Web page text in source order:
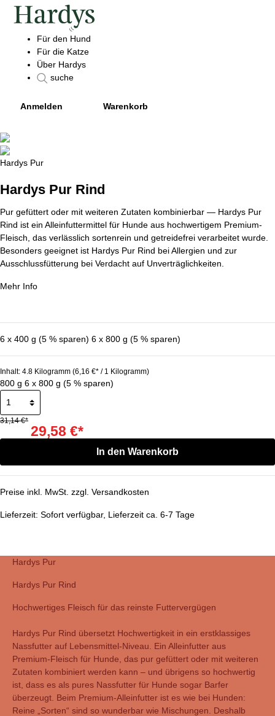
Für den Hund
Für die Katze
Über Hardys
suche
Anmelden Warenkorb
Hardys Pur
Hardys Pur Rind
Pur gefüttert oder mit weiteren Zutaten kombinierbar — Hardys Pur
Rind ist ein Alleinfuttermittel für Hunde aus hochwertigem Premium-
Fleisch, das verlässlich sortenrein und getreidefrei verarbeitet wurde.
Besonders geeignet ist Hardys Pur Rind bei Allergien und zur
Ausschlussfütterung bei Verdacht auf Unverträglichkeiten.
Mehr Info
6 x 400 g (5 % sparen) 6 x 800 g (5 % sparen)
Inhalt: 4.8 Kilogramm (6,16 €* / 1 Kilogramm)
800 g 6 x 800 g (5 % sparen)
31,14 €*
29,58 €*
In den Warenkorb
Preise inkl. MwSt. zzgl. Versandkosten
Lieferzeit: Sofort verfügbar, Lieferzeit ca. 6-7 Tage
Hardys Pur
Hardys Pur Rind
Hochwertiges Fleisch für das reinste Futtervergügen
Hardys Pur Rind übersetzt Hochwertigkeit in ein erstklassiges
Nassfutter auf Lebensmittel-Niveau. Ein Alleinfutter aus
Premium-Fleisch für Hunde, das pur gefüttert oder mit weiteren
Zutaten kombiniert werden kann – und übrigens so hochwertig
ist, dass es als pures Nassfutter für Hunde sogar Barfer
überzeugt. Beim Premium-Alleinfutter ist es wie bei Hunden:
Reine „Sorten“ sind so wunderbar wie Mischungen. Deshalb